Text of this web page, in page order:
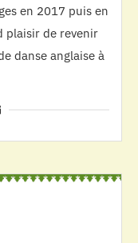
en 2017 puis en
plaisir de revenir
danse anglaise à